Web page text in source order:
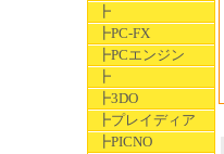
┣
┣PC-FX
┣PCエンジン
┣
┣3DO
┣プレイディア
┣PICNO